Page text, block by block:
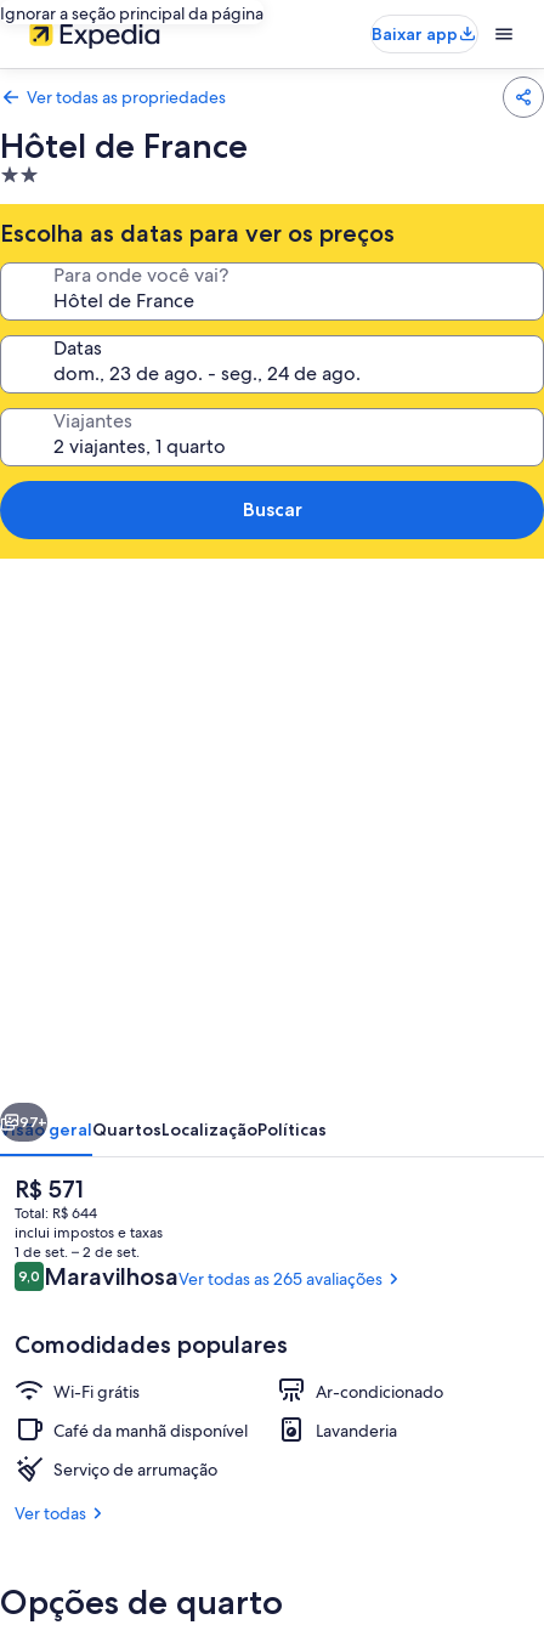
Ignorar a seção principal da página
Baixar app
Ver todas as propriedades
Hôtel de France
Propriedade
2.0
estrelas
Escolha as datas para ver os preços
Para onde você vai?
Datas
Viajantes
Buscar
Terraço/pátio
Próximo
97+
Visão geralQuartosLocalizaçãoPolíticas
O
preço
atual
é
R$ 571
R$ 571
Total: R$ 644
inclui impostos e taxas
1 de set. – 2 de set.
Avaliações
9,09,0 de 10
MaravilhosaVer todas as 265 avaliações
Comodidades populares
Wi-Fi grátis
Ar-condicionado
Café da manhã disponível
Lavanderia
Serviço de arrumação
Ver todas
Opções de quarto